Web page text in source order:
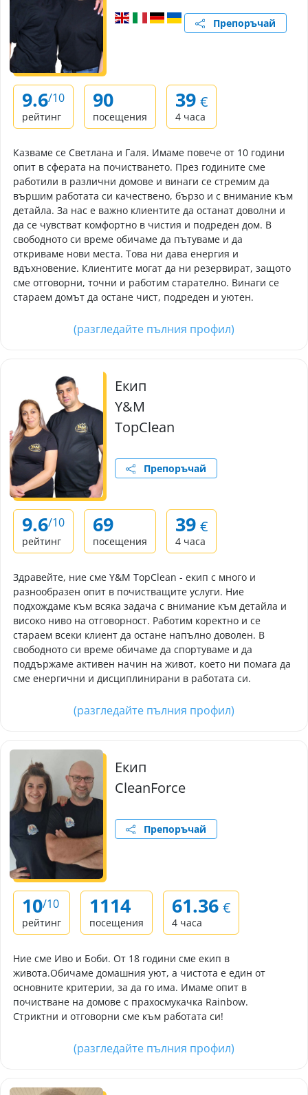
Препоръчай
9.6/10
рейтинг
90
посещения
39 €
4 часа
Казваме се Светлана и Галя. Имаме повече от 10 години
опит в сферата на почистването. През годините сме
работили в различни домове и винаги се стремим да
вършим работата си качествено, бързо и с внимание към
детайла. За нас е важно клиентите да останат доволни и
да се чувстват комфортно в чистия и подреден дом. В
свободното си време обичаме да пътуваме и да
откриваме нови места. Това ни дава енергия и
вдъхновение. Клиентите могат да ни резервират, защото
сме отговорни, точни и работим старателно. Винаги се
стараем домът да остане чист, подреден и уютен.
(разгледайте пълния профил)
Екип
Y&M
TopClean
Препоръчай
9.6/10
рейтинг
69
посещения
39 €
4 часа
Здравейте, ние сме Y&M TopClean - екип с много и
разнообразен опит в почистващите услуги. Ние
подхождаме към всяка задача с внимание към детайла и
високо ниво на отговорност. Работим коректно и се
стараем всеки клиент да остане напълно доволен. В
свободното си време обичаме да спортуваме и да
поддържаме активен начин на живот, което ни помага да
сме енергични и дисциплинирани в работата си.
(разгледайте пълния профил)
Екип
CleanForce
Препоръчай
10/10
рейтинг
1114
посещения
61.36 €
4 часа
Ние сме Иво и Боби. От 18 години сме екип в
живота.Обичаме домашния уют, а чистота е един от
основните критерии, за да го има. Имаме опит в
почистване на домове с прахосмукачка Rainbow.
Стриктни и отговорни сме към работата си!
(разгледайте пълния профил)